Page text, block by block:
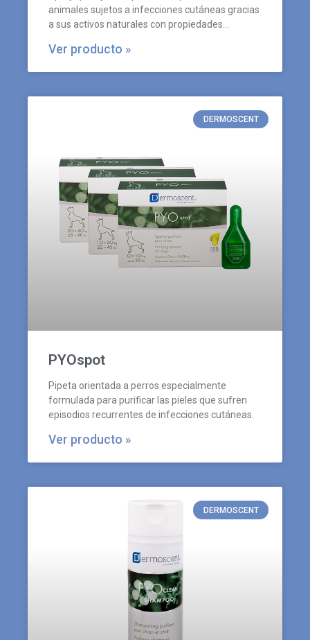
animales sujetos a infecciones cutáneas gracias
a sus activos naturales con propiedades
Ver producto »
DERMOSCENT
PYOspot
Pipeta orientada a perros especialmente
formulada para purificar las pieles que sufren
episodios recurrentes de infecciones cutáneas.
Ver producto »
DERMOSCENT